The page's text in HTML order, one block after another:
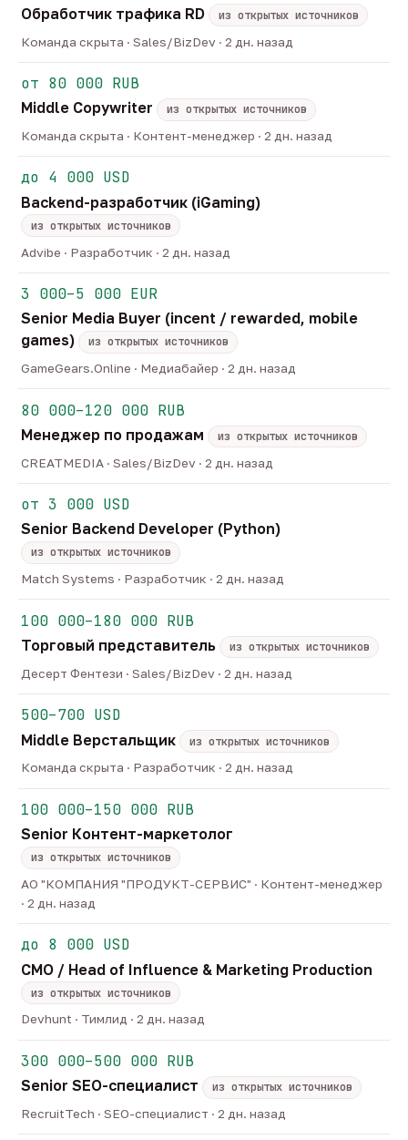
Обработчик трафика RD
из открытых источников
Команда скрыта · Sales/BizDev · 2 дн. назад
от 80 000 RUB
Middle Copywriter
из открытых источников
Команда скрыта · Контент-менеджер · 2 дн. назад
до 4 000 USD
Backend-разработчик (iGaming)
из открытых источников
Advibe · Разработчик · 2 дн. назад
3 000–5 000 EUR
Senior Media Buyer (incent / rewarded, mobile
games)
из открытых источников
GameGears.Online · Медиабайер · 2 дн. назад
80 000–120 000 RUB
Менеджер по продажам
из открытых источников
CREATMEDIA · Sales/BizDev · 2 дн. назад
от 3 000 USD
Senior Backend Developer (Python)
из открытых источников
Match Systems · Разработчик · 2 дн. назад
100 000–180 000 RUB
Торговый представитель
из открытых источников
Десерт Фентези · Sales/BizDev · 2 дн. назад
500–700 USD
Middle Верстальщик
из открытых источников
Команда скрыта · Разработчик · 2 дн. назад
100 000–150 000 RUB
Senior Контент-маркетолог
из открытых источников
АО "КОМПАНИЯ "ПРОДУКТ-СЕРВИС" · Контент-менеджер
· 2 дн. назад
до 8 000 USD
CMO / Head of Influence & Marketing Production
из открытых источников
Devhunt · Тимлид · 2 дн. назад
300 000–500 000 RUB
Senior SEO-специалист
из открытых источников
RecruitTech · SEO-специалист · 2 дн. назад